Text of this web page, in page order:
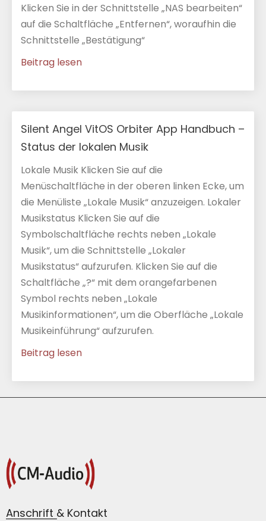
Klicken Sie in der Schnittstelle „NAS bearbeiten“
auf die Schaltfläche „Entfernen“, woraufhin die
Schnittstelle „Bestätigung“
Beitrag lesen
Silent Angel VitOS Orbiter App Handbuch –
Status der lokalen Musik
Lokale Musik Klicken Sie auf die
Menüschaltfläche in der oberen linken Ecke, um
die Menüliste „Lokale Musik“ anzuzeigen. Lokaler
Musikstatus Klicken Sie auf die
Symbolschaltfläche rechts neben „Lokale
Musik“, um die Schnittstelle „Lokaler
Musikstatus“ aufzurufen. Klicken Sie auf die
Schaltfläche „?“ mit dem orangefarbenen
Symbol rechts neben „Lokale
Musikinformationen“, um die Oberfläche „Lokale
Musikeinführung“ aufzurufen.
Beitrag lesen
Anschrift & Kontakt